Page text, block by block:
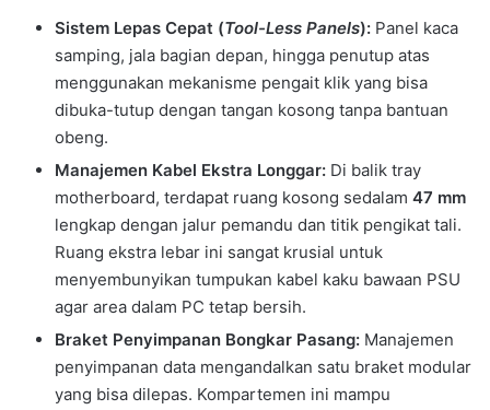
Sistem Lepas Cepat (Tool-Less Panels): Panel kaca
samping, jala bagian depan, hingga penutup atas
menggunakan mekanisme pengait klik yang bisa
dibuka-tutup dengan tangan kosong tanpa bantuan
obeng.
Manajemen Kabel Ekstra Longgar: Di balik tray
motherboard, terdapat ruang kosong sedalam 47 mm
lengkap dengan jalur pemandu dan titik pengikat tali.
Ruang ekstra lebar ini sangat krusial untuk
menyembunyikan tumpukan kabel kaku bawaan PSU
agar area dalam PC tetap bersih.
Braket Penyimpanan Bongkar Pasang: Manajemen
penyimpanan data mengandalkan satu braket modular
yang bisa dilepas. Kompartemen ini mampu